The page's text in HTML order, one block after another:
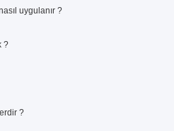
uygulanır ?
?
?